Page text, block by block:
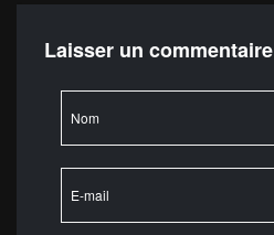
Laisser un commentaire